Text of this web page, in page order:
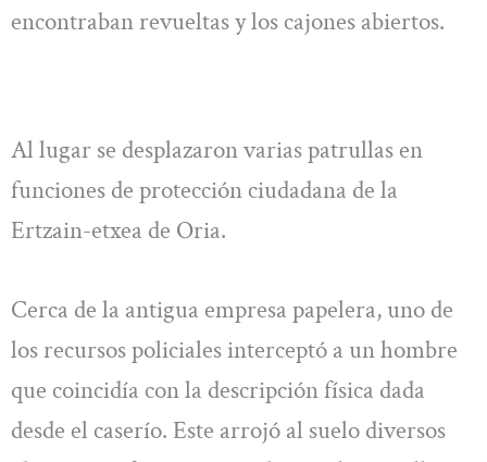
encontraban revueltas y los cajones abiertos.
Al lugar se desplazaron varias patrullas en
funciones de protección ciudadana de la
Ertzain-etxea de Oria.
Cerca de la antigua empresa papelera, uno de
los recursos policiales interceptó a un hombre
que coincidía con la descripción física dada
desde el caserío. Este arrojó al suelo diversos